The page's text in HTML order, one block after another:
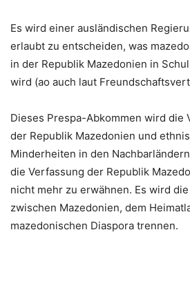
Es wird einer ausländischen
erlaubt zu entscheiden, was
in der Republik Mazedonien in
wird (ao auch laut
Dieses Prespa-Abkommen wird die
der Republik Mazedonien und
Minderheiten in den
die Verfassung der Republik
nicht mehr zu erwähnen. Es wird
zwischen Mazedonien, dem
mazedonischen Diaspora trennen.